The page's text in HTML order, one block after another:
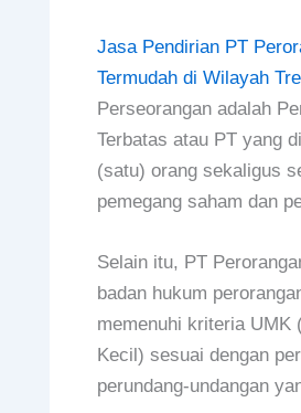
Jasa Pendirian PT
Termudah di Wilayah
Perseorangan adalah
Terbatas atau PT yang
(satu) orang sekaligus
pemegang saham dan
Selain itu, PT
badan hukum
memenuhi kriteria UMK
Kecil) sesuai dengan
perundang-undangan